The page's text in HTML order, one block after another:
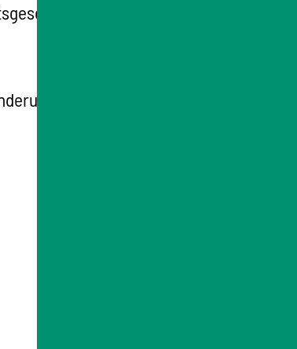
der Versorgung mit Gas
von unterirdischen